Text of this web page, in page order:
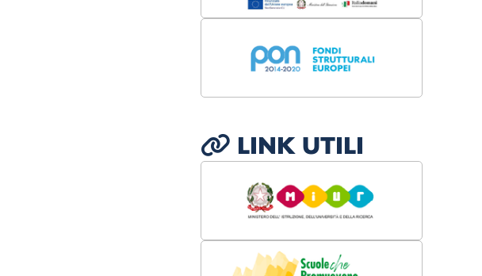
LINK UTILI